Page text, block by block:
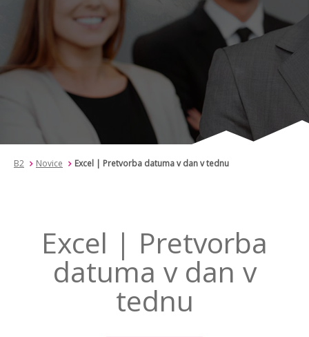
B2 Novice Excel | Pretvorba datuma v dan v tednu
Excel | Pretvorba
datuma v dan v
tednu